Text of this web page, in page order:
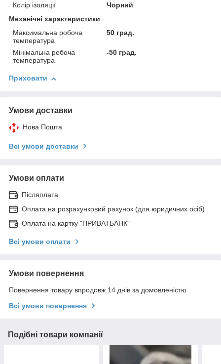
Колір ізоляції
Чорний
Механічні характеристики
Максимальна робоча
температура
50 град.
Мінімальна робоча
температура
-50 град.
Приховати
Умови доставки
Нова Пошта
Всі умови доставки
Умови оплати
Післяплата
Оплата на розрахунковий рахунок (для юридичних осіб)
Оплата на картку "ПРИВАТБАНК"
Всі умови оплати
Умови повернення
Повернення товару впродовж 14 днів за домовленістю
Всі умови повернення
Подібні товари компанії